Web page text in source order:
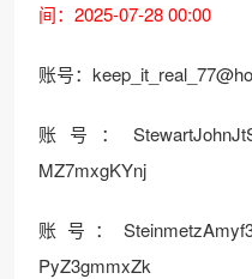
间：2025-07-28 00:00
账号：
账号：
MZ7mxgKYnj
账号：
PyZ3gmmxZk